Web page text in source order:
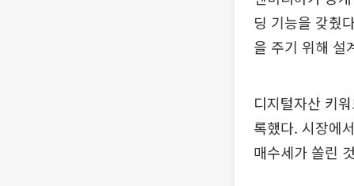
딩 기능을 갖췄
을 주기 위해 설
디지털자산 키
록했다. 시장에
매수세가 쏠린